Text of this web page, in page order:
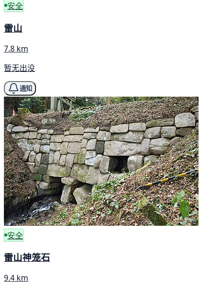
安全
雷山
7.8 km
暂无出没
通知
安全
雷山神笼石
9.4 km